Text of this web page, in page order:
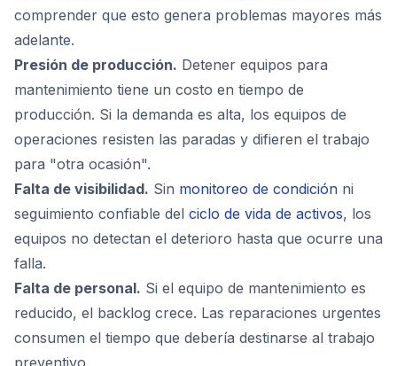
comprender que esto genera problemas mayores más
adelante.
Presión de producción. Detener equipos para
mantenimiento tiene un costo en tiempo de
producción. Si la demanda es alta, los equipos de
operaciones resisten las paradas y difieren el trabajo
para "otra ocasión".
Falta de visibilidad. Sin monitoreo de condición ni
seguimiento confiable del ciclo de vida de activos, los
equipos no detectan el deterioro hasta que ocurre una
falla.
Falta de personal. Si el equipo de mantenimiento es
reducido, el backlog crece. Las reparaciones urgentes
consumen el tiempo que debería destinarse al trabajo
preventivo.